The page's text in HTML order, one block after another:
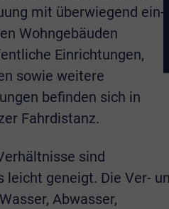
mit überwiegend ein-
Wohngebäuden
Einrichtungen,
sowie weitere
befinden sich in
Fahrdistanz.
sind
leicht geneigt. Die Ver-
Abwasser,